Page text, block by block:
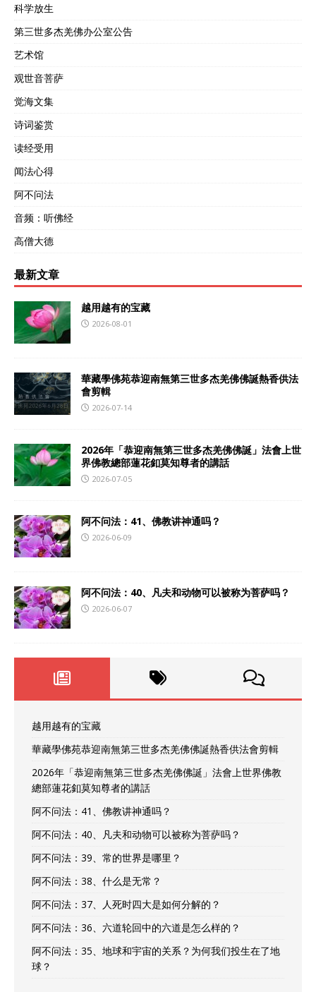
科学放生
第三世多杰羌佛办公室公告
艺术馆
观世音菩萨
觉海文集
诗词鉴赏
读经受用
闻法心得
阿不问法
音频：听佛经
高僧大德
最新文章
越用越有的宝藏
2026-08-01
華藏學佛苑恭迎南無第三世多杰羌佛佛誕熱香供法
會剪輯
2026-07-14
2026年「恭迎南無第三世多杰羌佛佛誕」法會上世
界佛教總部蓮花釦莫知尊者的講話
2026-07-05
阿不问法：41、佛教讲神通吗？
2026-06-09
阿不问法：40、凡夫和动物可以被称为菩萨吗？
2026-06-07
越用越有的宝藏
華藏學佛苑恭迎南無第三世多杰羌佛佛誕熱香供法會剪輯
2026年「恭迎南無第三世多杰羌佛佛誕」法會上世界佛教
總部蓮花釦莫知尊者的講話
阿不问法：41、佛教讲神通吗？
阿不问法：40、凡夫和动物可以被称为菩萨吗？
阿不问法：39、常的世界是哪里？
阿不问法：38、什么是无常？
阿不问法：37、人死时四大是如何分解的？
阿不问法：36、六道轮回中的六道是怎么样的？
阿不问法：35、地球和宇宙的关系？为何我们投生在了地
球？